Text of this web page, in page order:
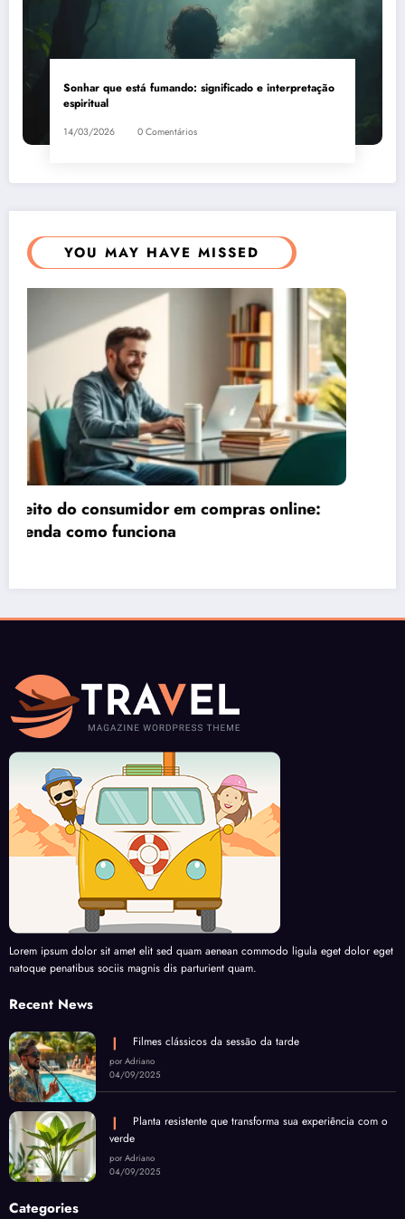
Sonhar que está fumando: significado e interpretação
espiritual
14/03/2026 0 Comentários
YOU MAY HAVE MISSED
Quando compensa entrar com ação judicial
trabalhista
Lorem ipsum dolor sit amet elit sed quam aenean commodo ligula eget dolor eget
natoque penatibus sociis magnis dis parturient quam.
Recent News
Filmes clássicos da sessão da tarde
por Adriano
04/09/2025
Planta resistente que transforma sua experiência com o
verde
por Adriano
04/09/2025
Categories